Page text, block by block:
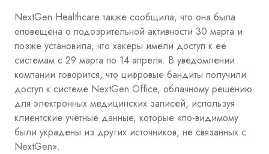
NextGen Healthcare также сообщила, что она была
оповещена о подозрительной активности 30 марта и
позже установила, что хакеры имели доступ к её
системам с 29 марта по 14 апреля. В уведомлении
компании говорится, что цифровые бандиты получили
доступ к системе NextGen Office, облачному решению
для электронных медицинских записей, используя
клиентские учётные данные, которые «по-видимому
были украдены из других источников, не связанных с
NextGen».